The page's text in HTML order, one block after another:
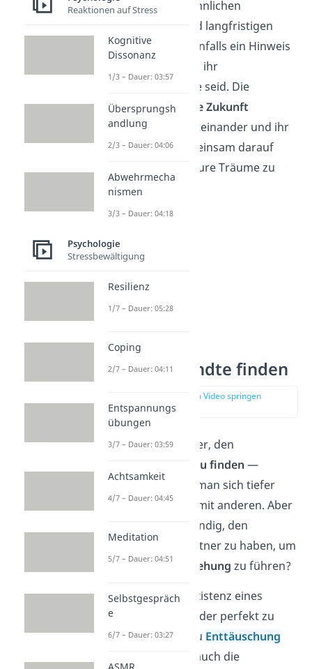
Das Teilen von ähnlichen
Lebenszielen und langfristigen
Plänen kann ebenfalls ein Hinweis
darauf sein, dass ihr
Seelenverwandte seid. Die
Visionen für eure Zukunft
harmonieren miteinander und ihr
könnt euch gemeinsam darauf
konzentrieren, eure Träume zu
verwirklichen.
Seelenverwandte finden
zur Stelle im Video springen
(03:19)
Es ist der Traum vieler, den
Seelenverwandten zu finden —
jemanden, mit dem man sich tiefer
verbunden fühlt als mit anderen. Aber
ist es wirklich notwendig, den
perfekten Seelenpartner zu haben, um
eineglückliche Beziehung zu führen?
Der Glaube an die Existenz eines
einzigen Menschen, der perfekt zu
einem passt, kann zu Enttäuschung
führen. Das besagt auch die
Reaktionen auf Stress
Kognitive
Dissonanz
1/3 – Dauer: 03:57
Übersprungsh
andlung
2/3 – Dauer: 04:06
Abwehrmecha
nismen
3/3 – Dauer: 04:18
Psychologie
Stressbewältigung
Resilienz
1/7 – Dauer: 05:28
Coping
2/7 – Dauer: 04:11
Entspannungs
übungen
3/7 – Dauer: 03:59
Achtsamkeit
4/7 – Dauer: 04:45
Meditation
5/7 – Dauer: 04:51
Selbstgespräch
e
6/7 – Dauer: 03:27
ASMR